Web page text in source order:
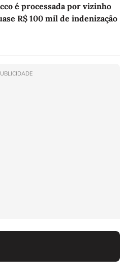
é processada por vizinho
R$ 100 mil de indenização